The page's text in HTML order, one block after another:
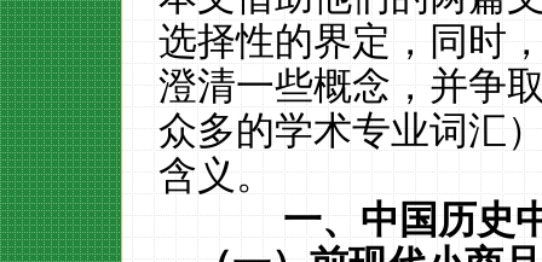
选择性的界定，同时
澄清一些概念，并争
众多的学术专业词汇
含义。
一、中国历史